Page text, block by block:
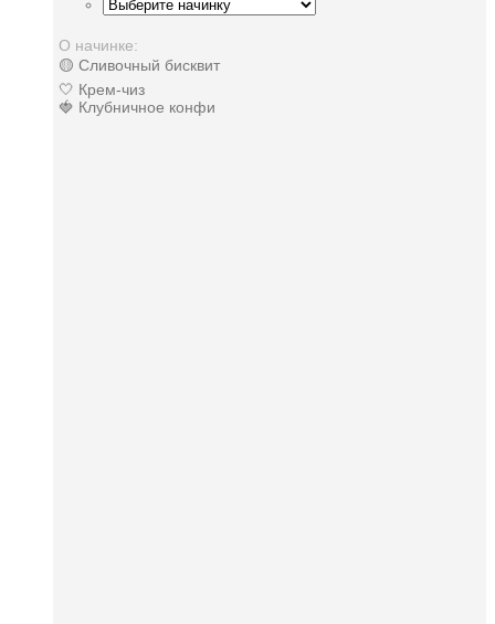
О начинке:
🟡 Сливочный бисквит
🤍 Крем-чиз
🍓 Клубничное конфи